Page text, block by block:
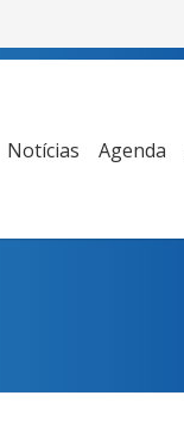
Notícias Agenda